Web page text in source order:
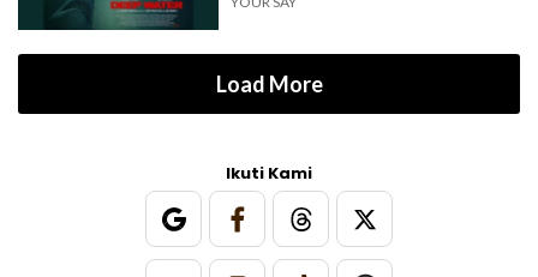
Load More
Ikuti Kami